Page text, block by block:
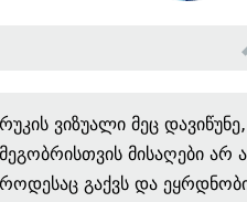
რუკის ვიზუალი მეც
მეგობრისთვის მისაღები
როდესაც გაქვს და